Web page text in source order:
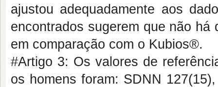
ajustou adequadamente aos
encontrados sugerem que não
em comparação com o Kubios®.
#Artigo 3: Os valores de
os homens foram: SDNN